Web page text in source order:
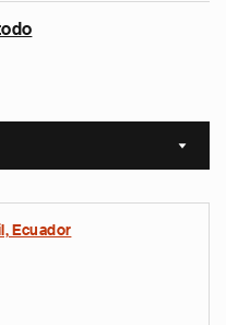
Sort
Ecuador